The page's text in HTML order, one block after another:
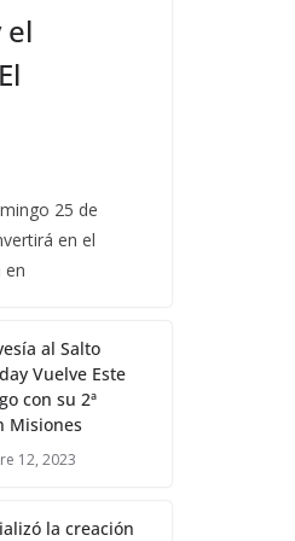
el
25 de
en el
en
al Salto
Vuelve Este
con su 2ª
Misiones
12, 2023
la creación